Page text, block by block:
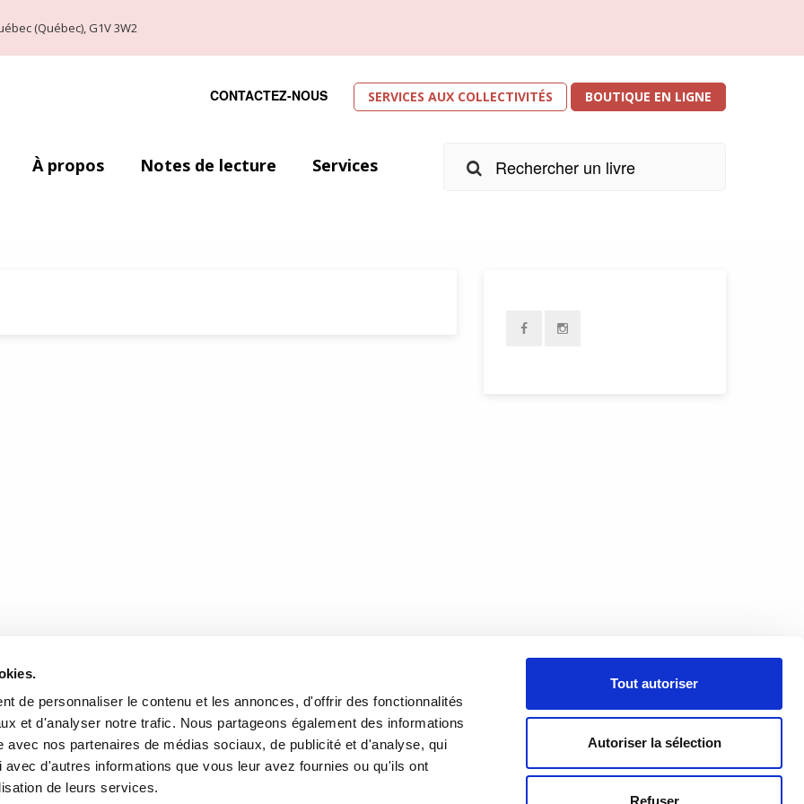
de personnaliser le contenu et les annonces, d'offrir des fonctionnalités
et d'analyser notre trafic. Nous partageons également des informations
avec nos partenaires de médias sociaux, de publicité et d'analyse, qui
d'autres informations que vous leur avez fournies ou qu'ils ont
de leurs services.
Tout autoriser
Autoriser la sélection
Refuser
(Québec), G1V 3W2
CONTACTEZ-NOUS SERVICES AUX COLLECTIVITÉS BOUTIQUE EN LIGNE
À propos Notes de lecture Services
de l'Église, Québec, QC
l’itinéraire
3640
Lundi au mercredi: 9h00 à 18h00
Jeudi et vendredi:
9h00 à 21h00
Samedi:
9h00 à 17h00
Dimanche :10h00 à 17h00
Fermé les jours fériés
À PROPOS
ÉQUIPE